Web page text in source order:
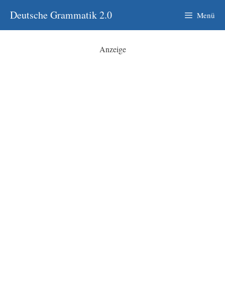
Inhalt
springen
Deutsche Grammatik 2.0 Menü
Anzeige